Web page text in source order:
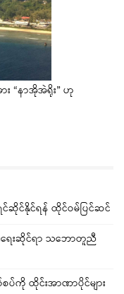
း “နာအိုအဲရိုး” ဟု
င်ဆိုင်နိုင်ရန် ထိုင်ဝမ်ပြင်ဆင်
းရေးဆိုင်ရာ သဘောတူညီ
ပ်ကို ထိုင်းအာဏာပိုင်များ